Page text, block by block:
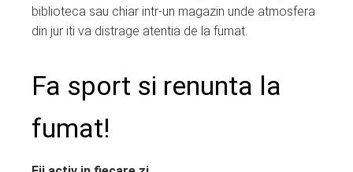
biblioteca sau chiar intr-un magazin unde atmosfera
din jur iti va distrage atentia de la fumat.
Fa sport si renunta la
fumat!